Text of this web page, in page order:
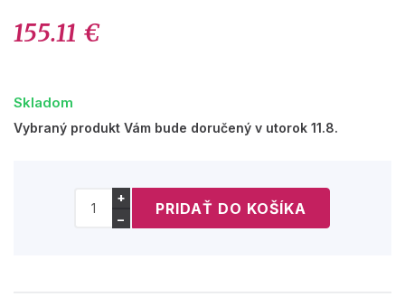
155.11 €
Skladom
Vybraný produkt Vám bude doručený v utorok 11.8.
+
−